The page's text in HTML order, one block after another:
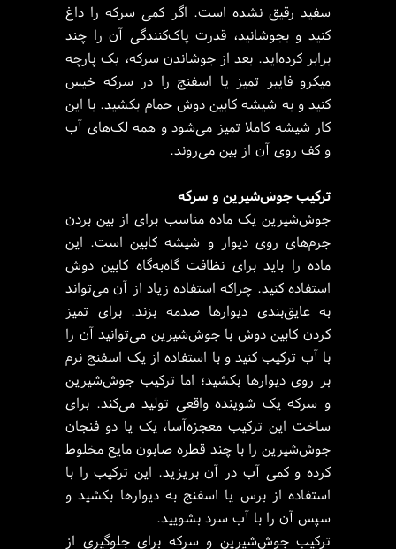
سفید رقیق نشده است. اگر کمی سرکه را داغ
کنید و بجوشانید، قدرت پاک‌کنندگی آن را چند
برابر کرده‌اید. بعد از جوشاندن سرکه، یک پارچه
میکرو فایبر تمیز یا اسفنج را در سرکه خیس
کنید و به شیشه کابین دوش حمام بکشید. با این
کار شیشه کاملا تمیز می‌شود و همه لک‌های آب
و کف روی آن از بین می‌روند.
ترکیب جوش‌شیرین و سرکه
جوش‌شیرین یک ماده مناسب برای از بین بردن
جرم‌های روی دیوار و شیشه کابین است. این
ماده را باید برای نظافت گاه‌به‌گاه کابین دوش
استفاده کنید. چراکه استفاده زیاد از آن می‌تواند
به عایق‌بندی دیوارها صدمه بزند. برای تمیز
کردن کابین دوش با جوش‌شیرین می‌توانید آن را
با آب ترکیب کنید و با استفاده از یک اسفنج نرم
بر روی دیوارها بکشید؛ اما ترکیب جوش‌شیرین
و سرکه یک شوینده واقعی تولید می‌کند. برای
ساخت این ترکیب معجزه‌آسا، یک یا دو فنجان
جوش‌شیرین را با چند قطره صابون مایع مخلوط
کرده و کمی آب در آن بریزید. این ترکیب را با
استفاده از برس یا اسفنج به دیوارها بکشید و
سپس آن را با آب سرد بشویید.
ترکیب جوش‌شیرین و سرکه برای جلوگیری از